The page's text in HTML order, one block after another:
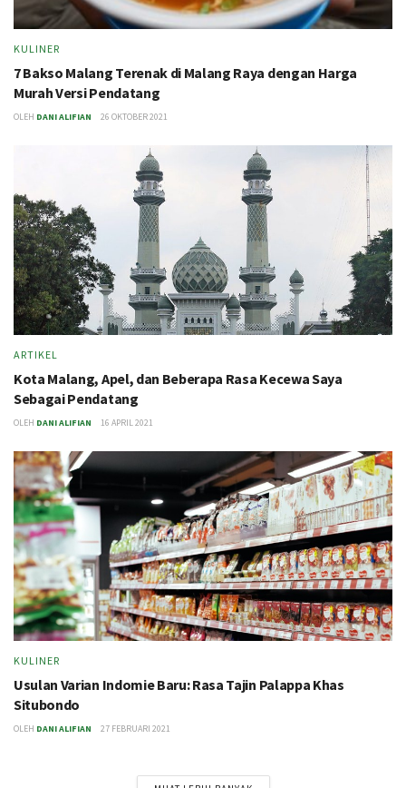
KULINER
7 Bakso Malang Terenak di Malang Raya dengan Harga
Murah Versi Pendatang
OLEH DANI ALIFIAN 26 OKTOBER 2021
ARTIKEL
Kota Malang, Apel, dan Beberapa Rasa Kecewa Saya
Sebagai Pendatang
OLEH DANI ALIFIAN 16 APRIL 2021
KULINER
Usulan Varian Indomie Baru: Rasa Tajin Palappa Khas
Situbondo
OLEH DANI ALIFIAN 27 FEBRUARI 2021